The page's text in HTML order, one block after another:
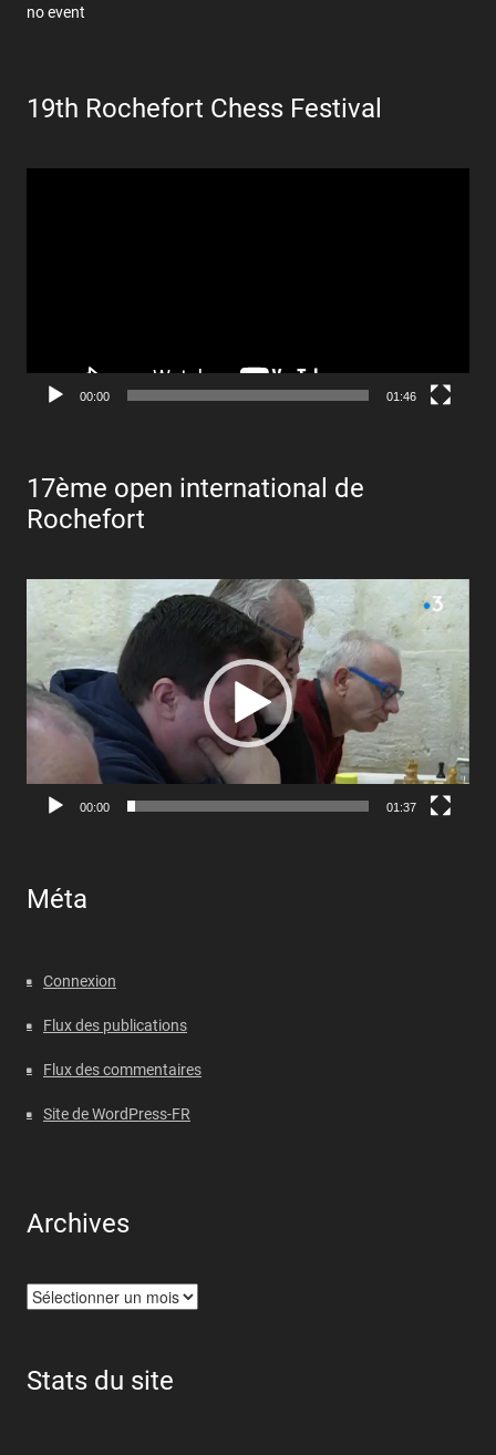
no event
19th Rochefort Chess Festival
00:00 01:46
17ème open international de
Rochefort
Lecteur
vidéo
00:00 01:37
Méta
Connexion
Flux des publications
Flux des commentaires
Site de WordPress-FR
Archives
Archives
Stats du site